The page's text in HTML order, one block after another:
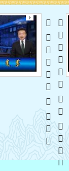
   